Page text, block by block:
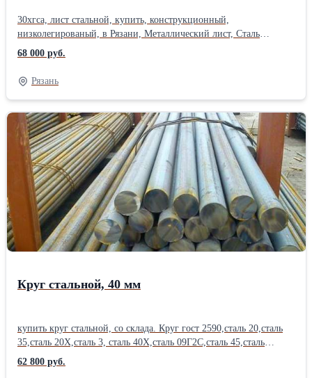
30хгса, лист стальной, купить, конструкционный,
низколегированый, в Рязани, Металлический лист, Сталь
листовая , толщина листа, от 2 мм до 150 мм. Лист металла ,
раскрой 1500х6000мм.Продажа : 10ХСНД, ст3, ст20, ст09Г2С,
ст45, ст35, ст65г, лист рифленый, лист ПВЛ, оцинкованный лист,
лист холоднокатанный . Металлопрокат со склад Рязань,
металлобаза, Прижелезнодорожная 6 .Возможна отгрузка части
листа, половина листа. Цена листа , вес листа , уточняйте у
менеджера. Отгрузка от 1 лист железа .Резка металла в размер с
высокой точностью , плазменная резка листа, изготовление
заготовок, резка газом. Применение :валы, оси, зубчатые колеса,
фланцы, корпуса обшивки, лопатки компрессорных машин,
работающие при температуре до 200°С, рычаги, толкатели,
ответственные сварные конструкции, работающие при
знакопеременных нагрузках, крепежные детали, работающие
при низких температурах.Производитель: Северсталь ГОСТ:
ГОСТ 11269-76 Толщина: 5 мм Марка металла: Ст 30ХГСА Вид
68 000 руб.
Рязань
Круг стальной, 40 мм
купить круг стальной, со склада. Круг гост 2590,сталь 20,сталь
35,сталь 20Х,сталь 3, сталь 40Х,сталь 09Г2С,сталь 45,сталь
18ХГТ, сталь 30ХГСА. Отгрузка по электронным весам.
Постоянное наличие на складах. Вес круга, уточняйте у
62 800 руб.